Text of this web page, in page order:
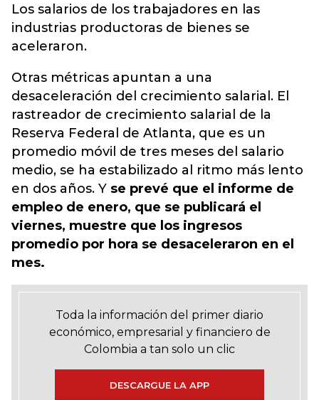
Los salarios de los trabajadores en las
industrias productoras de bienes se
aceleraron.
Otras métricas apuntan a una
desaceleración del crecimiento salarial. El
rastreador de crecimiento salarial de la
Reserva Federal de Atlanta, que es un
promedio móvil de tres meses del salario
medio, se ha estabilizado al ritmo más lento
en dos años. Y se prevé que el informe de
empleo de enero, que se publicará el
viernes, muestre que los ingresos
promedio por hora se desaceleraron en el
mes.
Toda la información del primer diario
económico, empresarial y financiero de
Colombia a tan solo un clic
DESCARGUE LA APP